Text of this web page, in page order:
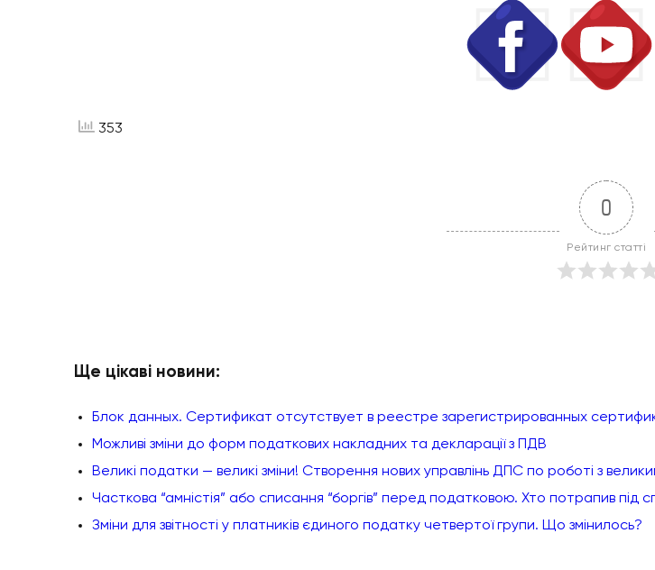
353
0
Рейтинг статті
Ще цікаві новини:
Блок данных. Сертификат отсутствует в реестре зарегистрированных
Можливі зміни до форм податкових накладних та декларації з ПДВ
Великі податки — великі зміни! Створення нових управлінь ДПС по роботі з
Часткова “амністія” або списання “боргів” перед податковою. Хто потрапив під
Зміни для звітності у платників єдиного податку четвертої групи. Що змінилось?